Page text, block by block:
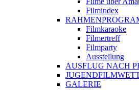
Filmindex
Filmkaraoke
Filmertreff
Filmparty
Ausstellung
AUSFLUG NACH
GALERIE